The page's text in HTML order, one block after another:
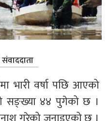
भारी वर्षा पछि आएको
सङ्ख्या ४४ पुगेको छ ।